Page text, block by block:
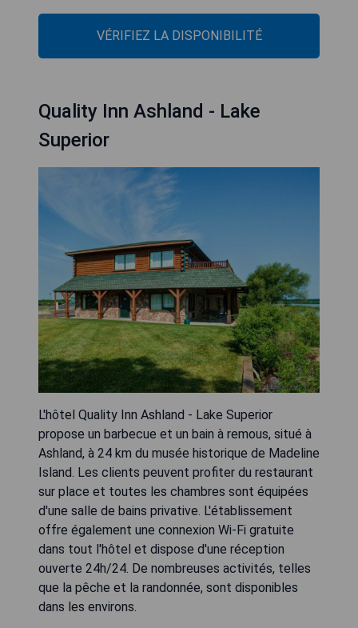
VÉRIFIEZ LA DISPONIBILITÉ
Quality Inn Ashland - Lake
Superior
L'hôtel Quality Inn Ashland - Lake Superior
propose un barbecue et un bain à remous, situé à
Ashland, à 24 km du musée historique de Madeline
Island. Les clients peuvent profiter du restaurant
sur place et toutes les chambres sont équipées
d'une salle de bains privative. L'établissement
offre également une connexion Wi-Fi gratuite
dans tout l'hôtel et dispose d'une réception
ouverte 24h/24. De nombreuses activités, telles
que la pêche et la randonnée, sont disponibles
dans les environs.